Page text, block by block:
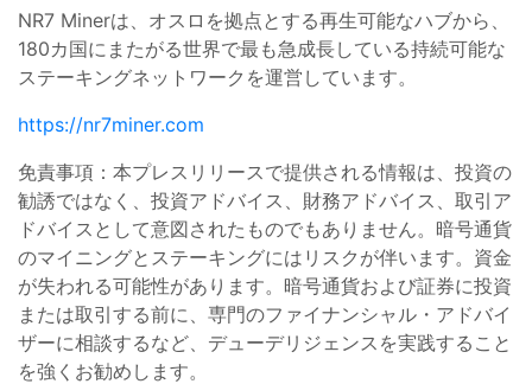
NR7 Minerは、オスロを拠点とする再生可能なハブから、
180カ国にまたがる世界で最も急成長している持続可能な
ステーキングネットワークを運営しています。
https://nr7miner.com
免責事項：本プレスリリースで提供される情報は、投資の
勧誘ではなく、投資アドバイス、財務アドバイス、取引ア
ドバイスとして意図されたものでもありません。暗号通貨
のマイニングとステーキングにはリスクが伴います。資金
が失われる可能性があります。暗号通貨および証券に投資
または取引する前に、専門のファイナンシャル・アドバイ
ザーに相談するなど、デューデリジェンスを実践すること
を強くお勧めします。